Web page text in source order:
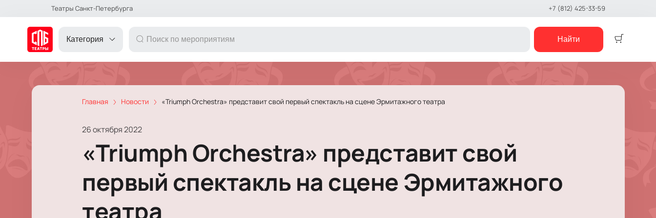
Театры Санкт-Петербурга +7 (812) 425-33-59
Категория
КОНЦЕРТ
ДЕТЯМ
Сертификат
Оркестр
Инди
Новогодние концерты
Литературные чтения
Найти
Главная Новости «Triumph Orchestra» представит свой первый спектакль на сцене Эрмитажного театра
26 октября 2022
«Triumph Orchestra» представит свой
первый спектакль на сцене Эрмитажного
театра